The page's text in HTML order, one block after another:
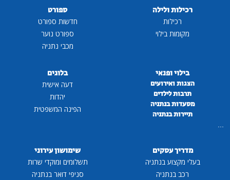
רכילות ולילה
רכילות
מקומות בילוי
ספורט
חדשות ספורט
ספורט נוער
מכבי נתניה
בילוי ופנאי
הצגות ואירועים
תרבות לילדים
מסעדות בנתניה
תיירות בנתניה
...
בלוגים
דעה אישית
יהדות
הפינה המשפטית
מדריך עסקים
בעלי מקצוע בנתניה
רכב בנתניה
שימושון עירוני
תשלומים ומוקדי שרות
סניפי דואר בנתניה